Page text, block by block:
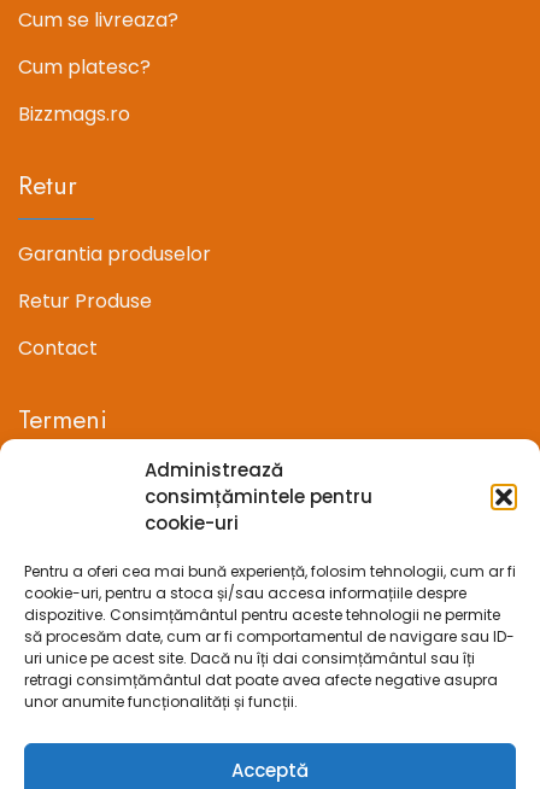
Administrează
consimțămintele pentru
cookie-uri
Pentru a oferi cea mai bună experiență, folosim tehnologii, cum ar fi
cookie-uri, pentru a stoca și/sau accesa informațiile despre
dispozitive. Consimțământul pentru aceste tehnologii ne permite
să procesăm date, cum ar fi comportamentul de navigare sau ID-
uri unice pe acest site. Dacă nu îți dai consimțământul sau îți
retragi consimțământul dat poate avea afecte negative asupra
unor anumite funcționalități și funcții.
Acceptă
Cum se livreaza?
Cum platesc?
Bizzmags.ro
Retur
Garantia produselor
Retur Produse
Contact
Termeni
Termeni si conditii
Confidentialitate
Politica cookie-uri (UE)
Prelucrarea datelor cu caracter personal
Legal